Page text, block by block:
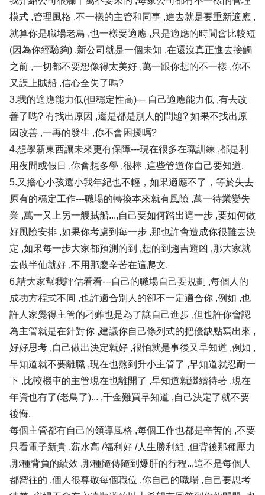
模式 ,管理風格 ,不一樣的主管和同事 ,進去就是要重新適應 ,
就算你是職場老鳥 ,也一樣要適應 ,只是適應的時間會比較短
(因為你經驗夠) ,新公司就是一個未知 ,在還沒真正進去接觸
之前 ,一切都不要想像得太美好 ,萬一跟你想的不一樣 ,你不
又誤上賊船 ,信心全失了嗎?
3.我的適應能力低(但穩定性高)--- 自己適應能力低 ,有去改
善了嗎? 有找出原因 ,還是都是別人的問題? 如果不找出原
因改善 ,一再的發生 ,你不會困擾嗎?
4.想學新東西讓未來更有保障---現在很多在職訓練 ,都是利
用夜間或假日 ,你會想多學 ,很棒 ,這些管道你自己要知道.
5.又擔心小孩還小我年紀也不輕，如果適應不了，等於失去
原有的穩定工作---職場的轉換本來就有風險 ,萬一待業變失
業 ,萬一又上另一艘賊船...,自己要如何踏出這一步 ,要如何做
好風險安排 ,如果你考慮到每一步 ,那也許會造成你很難去決
定 ,如果每一步大家都預測的到 ,想的到趨吉避凶 ,那大家就
去做半仙就好 ,不用那麼辛苦在這爬文.
6.請大家幫我評估看看---自己的職場自己要規劃 ,每個人的
成功方程式不同 ,也許適合別人的卻不一定適合你 ,例如 ,也
許人家覺得主管的刁難也是為了讓自己進步 ,但也許你會認
為主管就是在針對你 ,建議你自己條列式的把優缺點寫出來 ,
好好思考 ,自己做出決定就好 ,很怕就是事後又早知道 ,例如 ,
早知道就不要離職 ,現在也熬到升小主管了 ,早知道就忍耐一
下 ,比較機車的主管現在也離開了 ,早知道就繼續待著 ,現在
年資也有了(老鳥了)... ,千金難買早知道 ,自己決定了就不要
後悔.
每個主管都有自己的領導風格 ,每個工作也都是辛苦的 ,不要
只看電子新貴 ,薪水高 /福利好 /人生勝利組 ,但背後那種壓力
,那種背負的績效 ,那種隨傳隨到爆肝的行程..,這不是每個人
都嚮往的 ,個人很尊敬每個職位 ,你自己的職場 ,自己要思考